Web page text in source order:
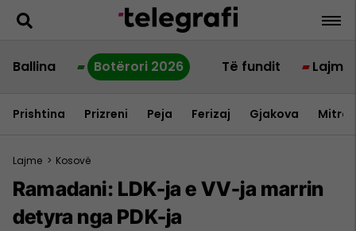
Ballina Botërori 2026 Të fundit Lajme
Prishtina Prizreni Peja Ferizaj Gjakova
Lajme > Kosovë
Ramadani: LDK-ja e VV-ja marrin
detyra nga PDK-ja